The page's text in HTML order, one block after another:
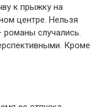
к прыжку на
центре. Нельзя
случались.
Кроме